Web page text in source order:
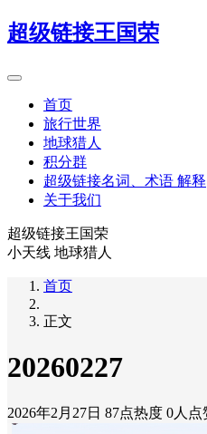
超级链接王国荣
首页
旅行世界
地球猎人
积分群
超级链接名词、术语 解释
关于我们
超级链接王国荣
小天线 地球猎人
首页
正文
20260227
2026年2月27日 87点热度 0人点